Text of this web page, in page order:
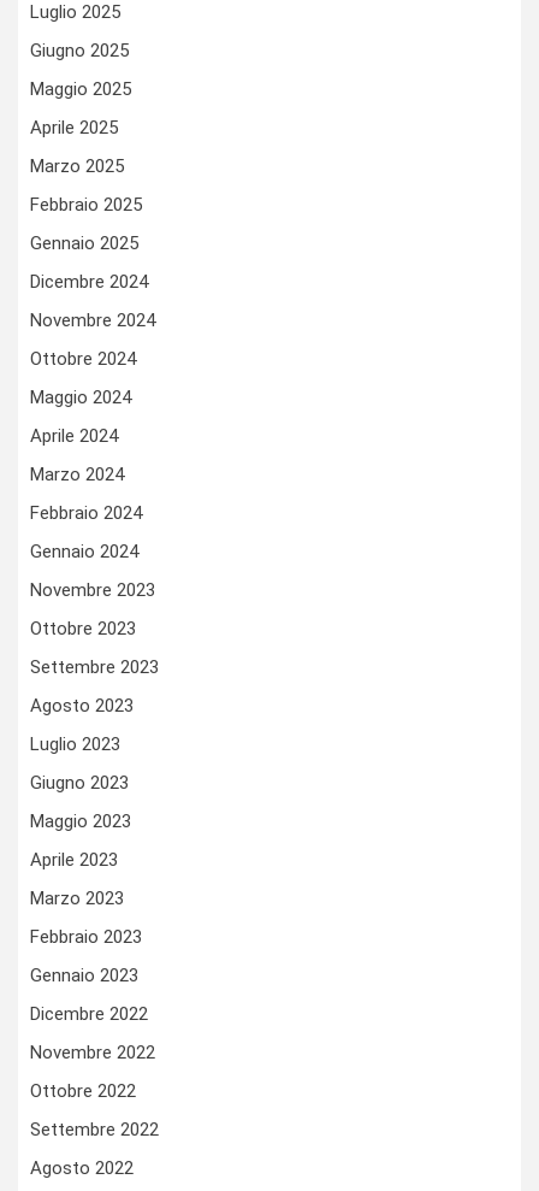
Luglio 2025
Giugno 2025
Maggio 2025
Aprile 2025
Marzo 2025
Febbraio 2025
Gennaio 2025
Dicembre 2024
Novembre 2024
Ottobre 2024
Maggio 2024
Aprile 2024
Marzo 2024
Febbraio 2024
Gennaio 2024
Novembre 2023
Ottobre 2023
Settembre 2023
Agosto 2023
Luglio 2023
Giugno 2023
Maggio 2023
Aprile 2023
Marzo 2023
Febbraio 2023
Gennaio 2023
Dicembre 2022
Novembre 2022
Ottobre 2022
Settembre 2022
Agosto 2022